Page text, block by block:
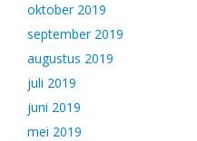
oktober 2019
september 2019
augustus 2019
juli 2019
juni 2019
mei 2019